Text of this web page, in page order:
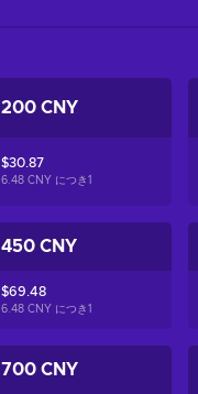
200 CNY
$30.87
6.48 CNY につき1
450 CNY
$69.48
6.48 CNY につき1
700 CNY